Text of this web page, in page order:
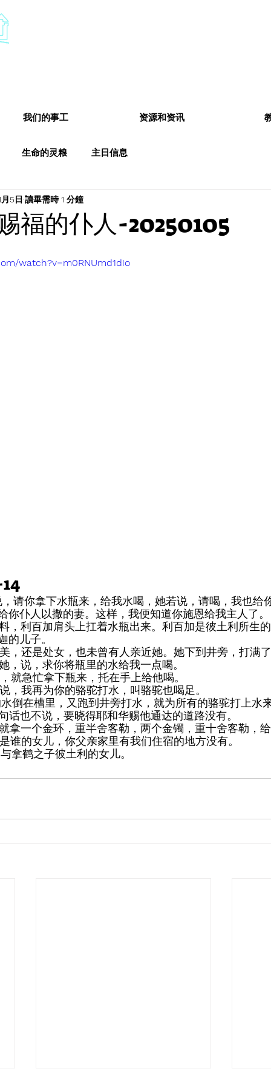
我们的事工 资源和资讯
生命的灵粮 主日信息
福的仆人-20250105
5日 讀畢需時 1 分鐘
watch?v=m0RNUmd1dio
你仆人以撒的妻。这样，我便知道你施恩给我主人了。
，利百加肩头上扛着水瓶出来。利百加是彼土利所生
儿子。
，还是处女，也未曾有人亲近她。她下到井旁，打满
，说，求你将瓶里的水给我一点喝。
就急忙拿下瓶来，托在手上给他喝。
，我再为你的骆驼打水，叫骆驼也喝足。
倒在槽里，又跑到井旁打水，就为所有的骆驼打上水
话也不说，要晓得耶和华赐他通达的道路没有。
拿一个金环，重半舍客勒，两个金镯，重十舍客勒，
谁的女儿，你父亲家里有我们住宿的地方没有。
拿鹤之子彼土利的女儿。